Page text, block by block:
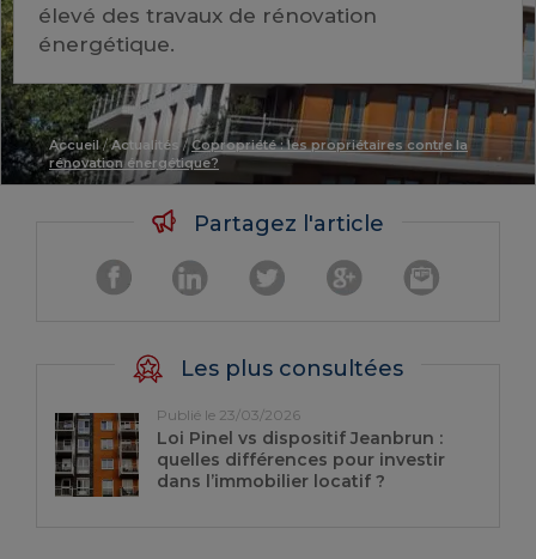
élevé des travaux de rénovation
énergétique.
Accueil/Actualités/Copropriété : les propriétaires contre la
rénovation énergétique?
Partagez l'article
Les plus consultées
Publié le 23/03/2026
Loi Pinel vs dispositif Jeanbrun :
quelles différences pour investir
dans l’immobilier locatif ?